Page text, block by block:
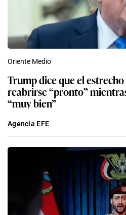
Oriente Medio
Trump dice que el
reabrirse “pronto”
“muy bien”
Agencia EFE